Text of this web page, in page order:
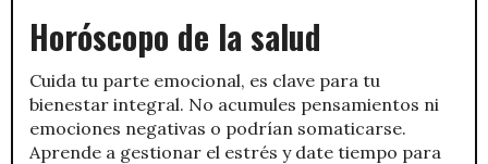
Horóscopo de la salud
Cuida tu parte emocional, es clave para tu
bienestar integral. No acumules pensamientos ni
emociones negativas o podrían somaticarse.
Aprende a gestionar el estrés y date tiempo para